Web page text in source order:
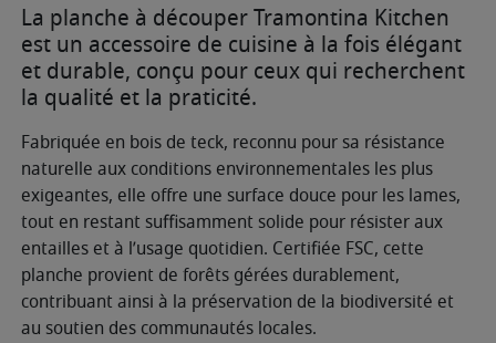
La planche à découper Tramontina Kitchen
est un accessoire de cuisine à la fois élégant
et durable, conçu pour ceux qui recherchent
la qualité et la praticité.
Fabriquée en bois de teck, reconnu pour sa résistance
naturelle aux conditions environnementales les plus
exigeantes, elle offre une surface douce pour les lames,
tout en restant suffisamment solide pour résister aux
entailles et à l’usage quotidien. Certifiée FSC, cette
planche provient de forêts gérées durablement,
contribuant ainsi à la préservation de la biodiversité et
au soutien des communautés locales.